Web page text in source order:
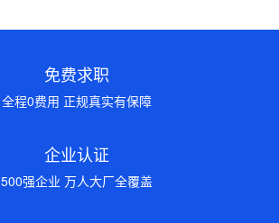
免费求职
全程0费用 正规真实有保障
企业认证
500强企业 万人大厂全覆盖